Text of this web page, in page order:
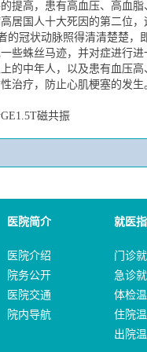
提高，患有高血压、高血
居国人十大死因的第二位
的冠状动脉照得清清楚楚，
些蛛丝马迹，并对症进行
上的中年人，以及患有血压
治疗，防止心肌梗塞的发生
磁共振
医院简介 就医
医院介绍
院务公开
医院交通
院内导航
门诊
急诊
体检
住院
出院